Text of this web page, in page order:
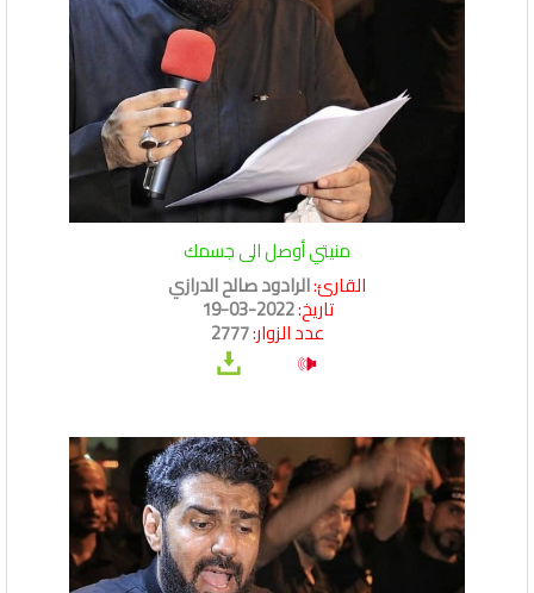
منيتي أوصل الى جسمك
القارئ:الرادود صالح الدرازي
تاريخ:2022-03-19
عدد الزوار:2777